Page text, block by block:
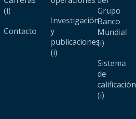
(i)
Contacto
Investigación
y
publicaciones
(i)
Grupo
Banco
Mundial
(i)
Sistema
de
calificación
(i)